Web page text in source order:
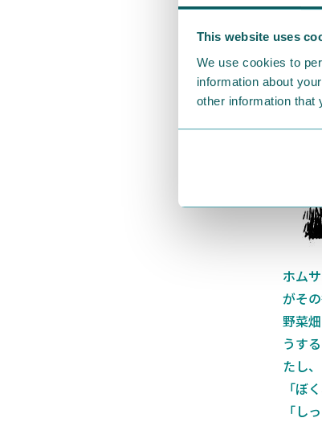
This website uses
We use cookies to
information about
other information that
とつ
とい
する
ホム
がそ
野菜
うす
たし
「ぼ
「し